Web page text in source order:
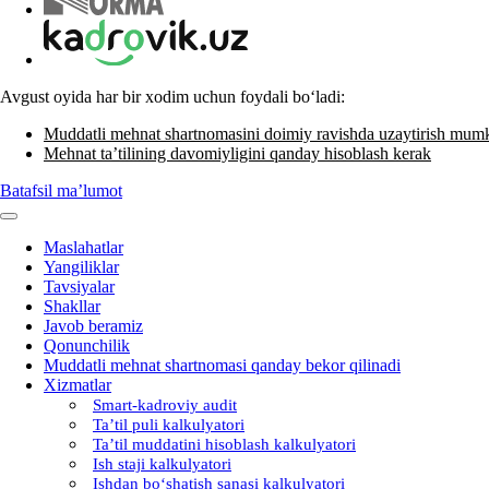
Avgust oyida har bir хodim uchun foydali boʻladi:
Muddatli mehnat shartnomasini doimiy ravishda uzaytirish
Mehnat ta’tilining davomiyligini qanday hisoblash kerak
Batafsil ma’lumot
Maslahatlar
Yangiliklar
Tavsiyalar
Shakllar
Javob beramiz
Qonunchilik
Muddatli mehnat shartnomasi qanday bekor qilinadi
Xizmatlar
Smart-kadroviy audit
Ta’til puli kalkulyatori
Ta’til muddatini hisoblash kalkulyatori
Ish staji kalkulyatori
Ishdan boʻshatish sanasi kalkulyatori